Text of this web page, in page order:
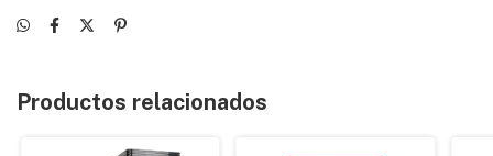
Productos relacionados